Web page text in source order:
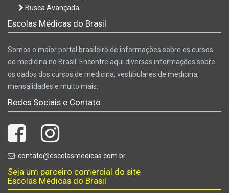
Busca Avançada
Escolas Médicas do Brasil
Somos o maior portal brasileiro de informações sobre os cursos
de medicina no Brasil. Encontre aqui diversas informações sobre
os dados dos cursos de medicina, vestibulares de medicina,
mensalidades e muito mais.
Redes Sociais e Contato
contato@escolasmedicas.com.br
Seja um parceiro comercial do site
Escolas Médicas do Brasil